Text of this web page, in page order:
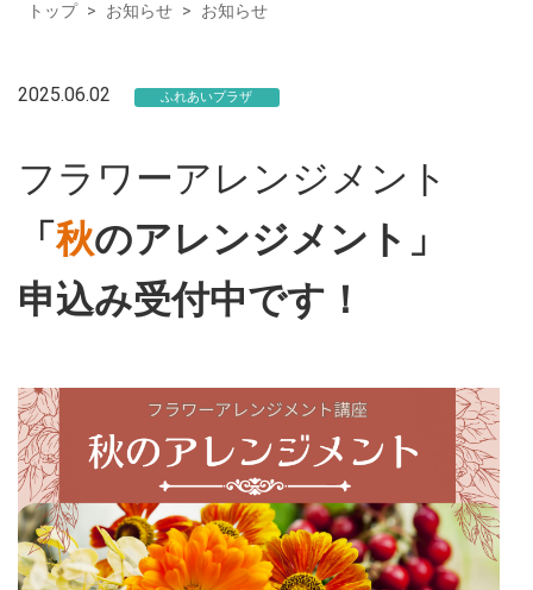
トップ > お知らせ > お知らせ
2025.06.02 ふれあいプラザ
フラワーアレンジメント
「秋のアレンジメント」
申込み受付中です！